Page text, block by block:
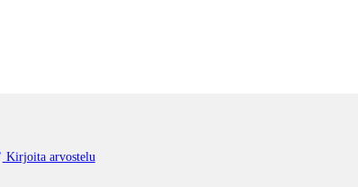
Kirjoita arvostelu